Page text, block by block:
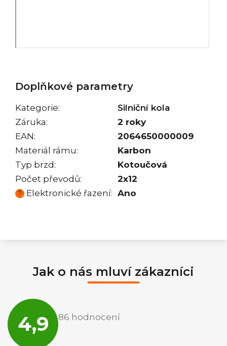
Doplňkové parametry
Kategorie:
Silniční kola
Záruka:
2 roky
EAN:
2064650000009
Materiál rámu:
Karbon
Typ brzd:
Kotoučová
Počet převodů: 2x12
? Elektronické řazení: Ano
Jak o nás mluví zákazníci
4,9
obchodu
je
86 hodnocení